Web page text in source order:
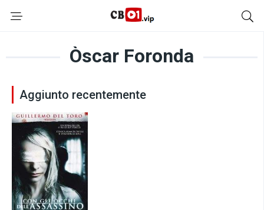
Òscar Foronda
Aggiunto recentemente